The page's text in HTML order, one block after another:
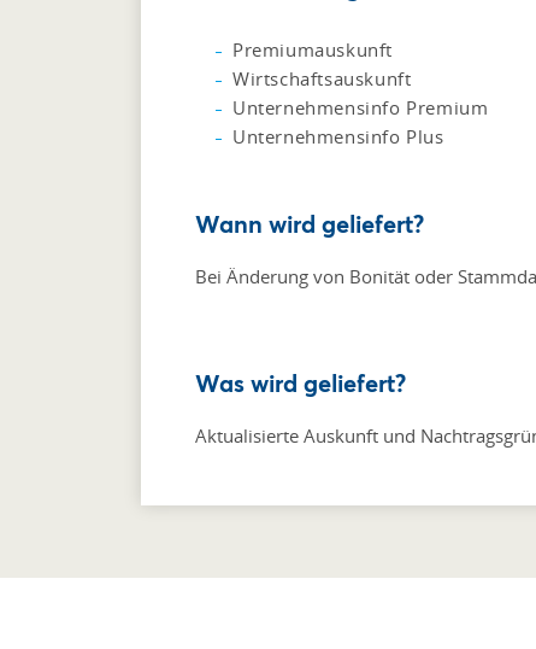
Premiumauskunft
Wirtschaftsauskunft
Unternehmensinfo Premium
Unternehmensinfo Plus
Wann wird geliefert?
Bei Änderung von Bonität oder
Was wird geliefert?
Aktualisierte Auskunft und